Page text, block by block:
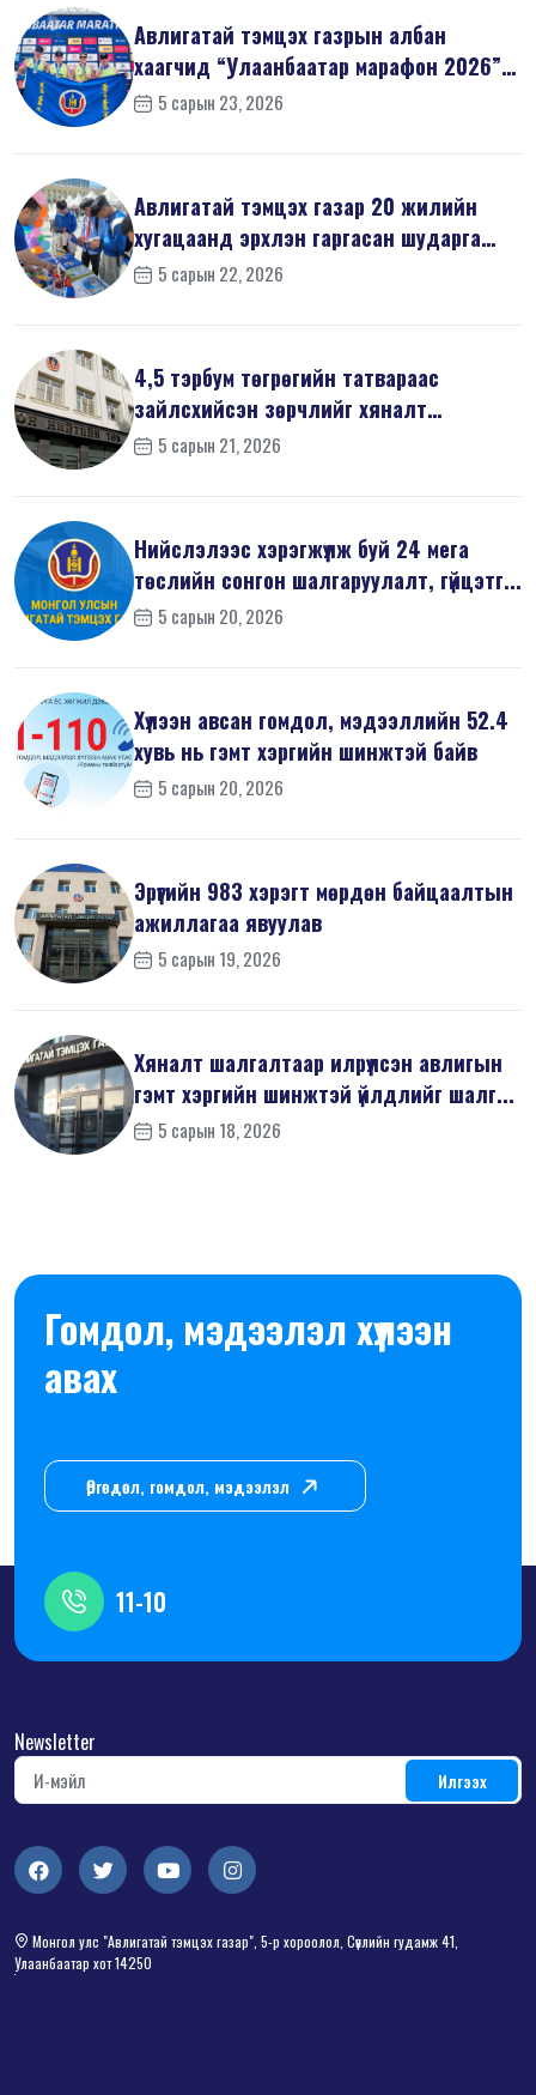
Авлигатай тэмцэх газрын албан
хаагчид “Улаанбаатар марафон 2026”-
д оро...
5 сарын 23, 2026
Авлигатай тэмцэх газар 20 жилийн
хугацаанд эрхлэн гаргасан шударга
ёсн...5 сарын 22, 2026
4,5 тэрбум төгрөгийн татвараас
зайлсхийсэн зөрчлийг хяналт
шалгалтаар ...
5 сарын 21, 2026
Нийслэлээс хэрэгжүүлж буй 24 мега
төслийн сонгон шалгаруулалт, гүйцэтг...
5 сарын 20, 2026
Хүлээн авсан гомдол, мэдээллийн 52.4
хувь нь гэмт хэргийн шинжтэй байв
5 сарын 20, 2026
Эрүүгийн 983 хэрэгт мөрдөн байцаалтын
ажиллагаа явуулав
5 сарын 19, 2026
Хяналт шалгалтаар илрүүлсэн авлигын
гэмт хэргийн шинжтэй үйлдлийг шалг...
5 сарын 18, 2026
Гомдол, мэдээлэл хүлээн
авах
Өргөдөл, гомдол, мэдээлэл
11-10
Newsletter
Монгол улс "Авлигатай тэмцэх газар", 5-р хороолол, Сөүлийн гудамж 41,
Улаанбаатар хот 14250